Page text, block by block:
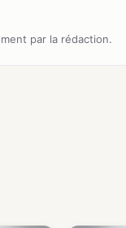
par la rédaction.